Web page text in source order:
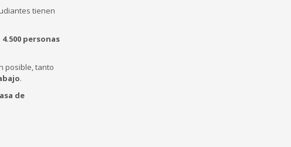
tienen
personas
posible, tanto
.
de